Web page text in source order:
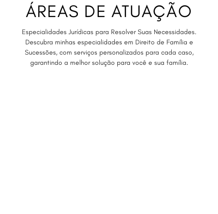
ÁREAS DE ATUAÇÃO
Especialidades Jurídicas para Resolver Suas Necessidades.
Descubra minhas especialidades em Direito de Família e
Sucessões, com serviços personalizados para cada caso,
garantindo a melhor solução para você e sua família.